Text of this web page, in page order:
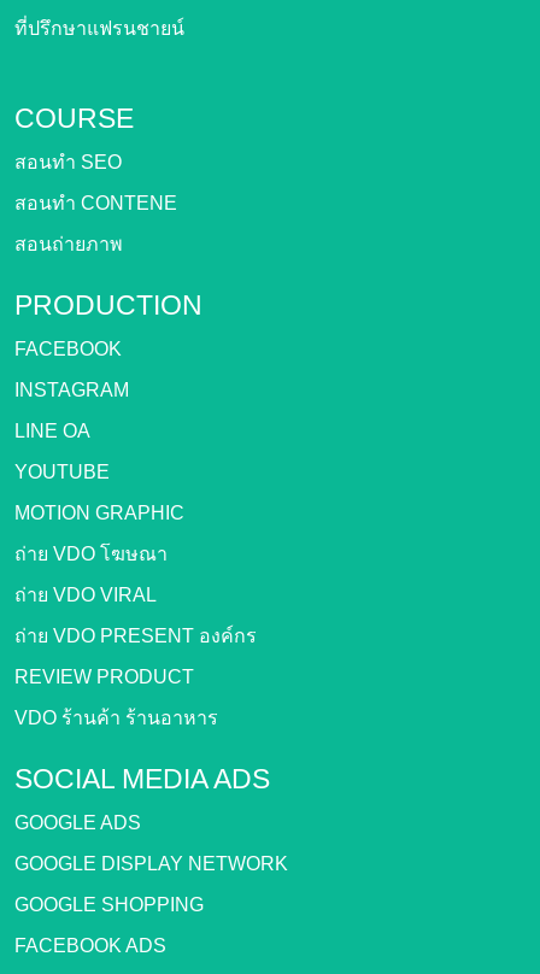
ที่ปรึกษาแฟรนชายน์
COURSE
สอนทำ SEO
สอนทำ CONTENE
สอนถ่ายภาพ
PRODUCTION
FACEBOOK
INSTAGRAM
LINE OA
YOUTUBE
MOTION GRAPHIC
ถ่าย VDO โฆษณา
ถ่าย VDO VIRAL
ถ่าย VDO PRESENT องค์กร
REVIEW PRODUCT
VDO ร้านค้า ร้านอาหาร
SOCIAL MEDIA ADS
GOOGLE ADS
GOOGLE DISPLAY NETWORK
GOOGLE SHOPPING
FACEBOOK ADS